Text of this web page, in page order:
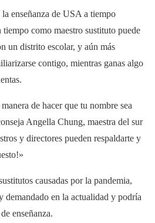
enseñanza de USA a tiempo
como maestro sustituto puede
un distrito escolar, y aún más
contigo, mientras ganas algo
de hacer que tu nombre sea
Angella Chung, maestra del sur
y directores pueden respaldarte y
causadas por la pandemia,
demandado en la actualidad y podría
enseñanza.